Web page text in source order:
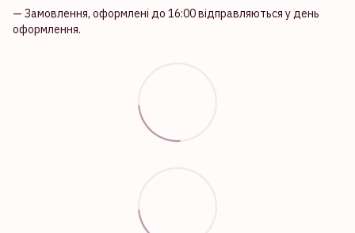
— Замовлення, оформлені до 16:00 відправляються у день
оформлення.